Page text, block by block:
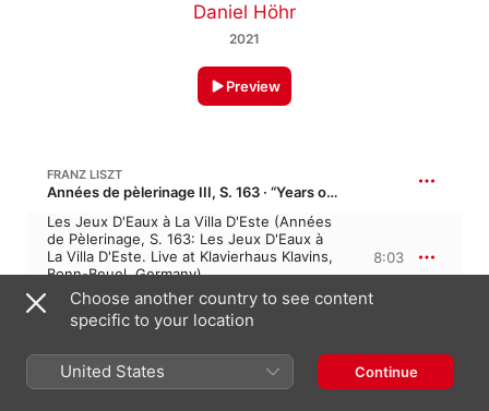
Daniel Höhr
2021
Preview
FRANZ LISZT
Années de pèlerinage III, S. 163 · “Years of Pilgrimage III”
Les Jeux D'Eaux à La Villa D'Este (Années
de Pèlerinage, S. 163: Les Jeux D'Eaux à
La Villa D'Este. Live at Klavierhaus Klavins,
Bonn-Beuel, Germany)
Daniel Höhr
8:03
8 January 2021
1 Track, 8 minutes
Choose another country to see content
specific to your location
United States Continue